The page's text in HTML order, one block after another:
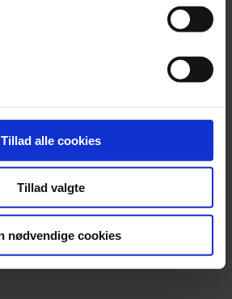
Tillad alle cookies
Tillad valgte
nødvendige cookies
strategisk og værdiskabende med
fra en virksomhed, der er midt i
ESG kan bruges aktivt i ledelse og
at webinaret er optaget den 5.